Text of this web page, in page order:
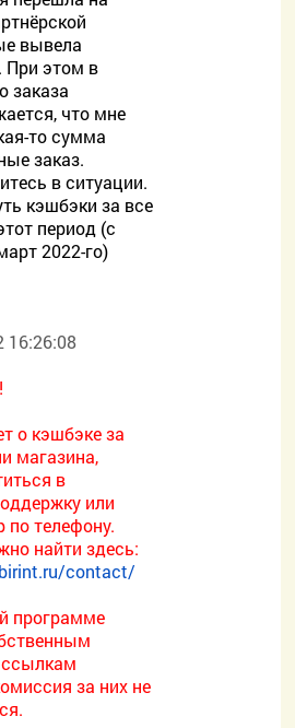
вывела
При этом в
заказа
что мне
то сумма
заказ.
в ситуации.
кэшбэки за все
период (с
2022-го)
16:26:08
о кэшбэке за
магазина,
в
или
по телефону.
найти здесь:
contact/
программе
за них не